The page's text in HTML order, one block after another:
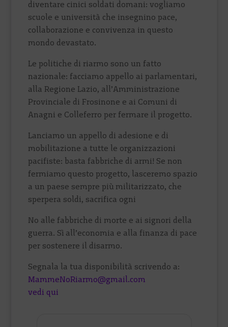
diventare cinici soldati domani: vogliamo
scuole e università che insegnino pace,
collaborazione e convivenza in questo
mondo devastato.
Le politiche di riarmo sono un fatto
nazionale: facciamo appello ai parlamentari,
alla Regione Lazio, all’Amministrazione
Provinciale di Frosinone e ai Comuni di
Anagni e Colleferro per fermare il progetto.
Lanciamo un appello di adesione e di
mobilitazione a tutte le organizzazioni
pacifiste: basta fabbriche di armi! Se non
fermiamo questo progetto, lasceremo spazio
a un paese sempre più militarizzato, che
sperpera soldi, sacrifica ogni
No alle fabbriche di morte e ai signori della
guerra. Sì all’economia e alla finanza di pace
per sostenere il disarmo.
Segnala la tua disponibilità scrivendo a:
MammeNoRiarmo@gmail.com
vedi qui